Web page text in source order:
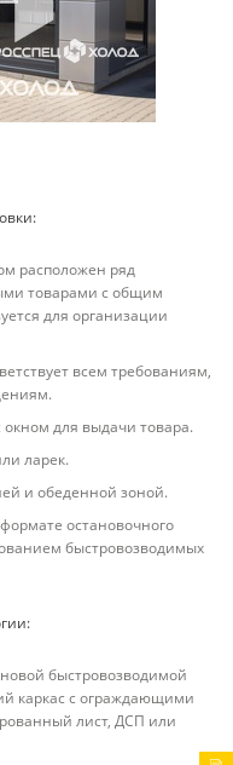
расположен ряд
товарами с общим
для организации
всем требованиям,
для выдачи товара.
ларек.
и обеденной зоной.
остановочного
быстровозводимых
быстровозводимой
каркас с ограждающими
лист, ДСП или